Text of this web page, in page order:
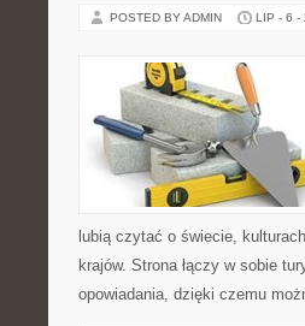
POSTED BY ADMIN LIP - 6 -
lubią czytać o świecie,
krajów. Strona łączy w sobie
opowiadania, dzięki czemu